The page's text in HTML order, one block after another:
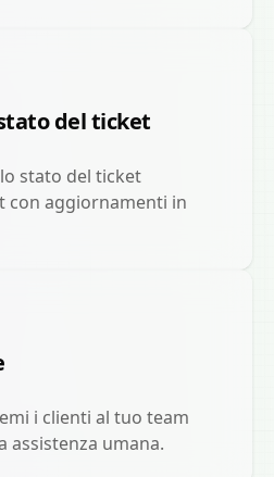
del ticket
stato del ticket
con aggiornamenti in
i clienti al tuo team
assistenza umana.